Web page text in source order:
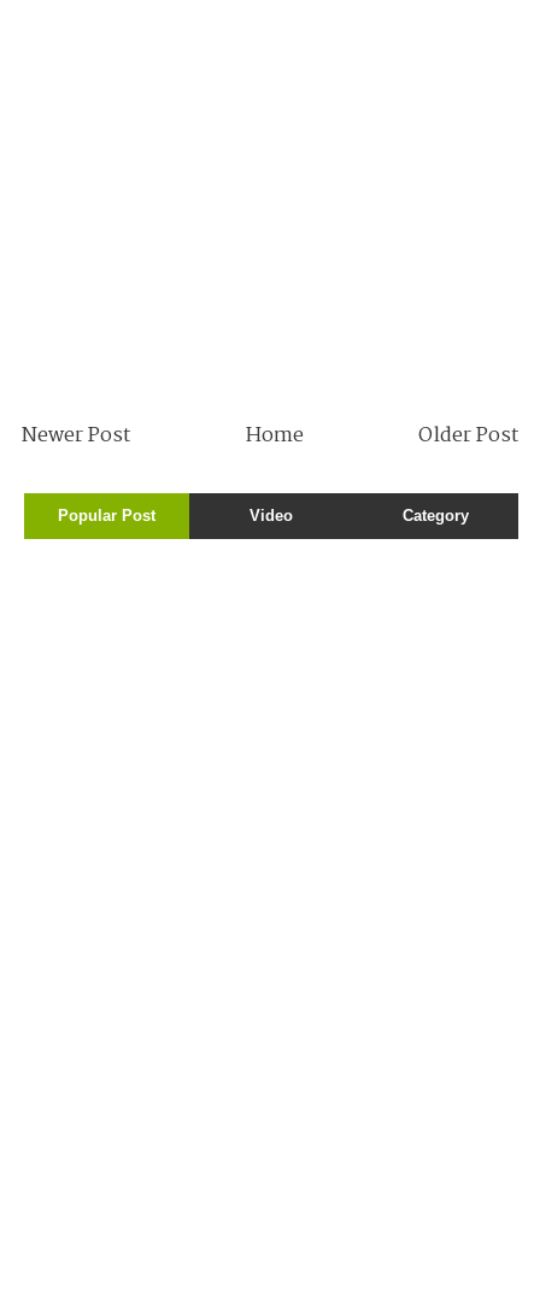
Newer Post Older Post
Home
Popular Post Video Category